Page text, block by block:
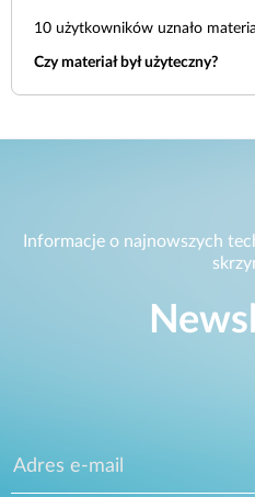
10 użytkowników uznało
Czy materiał był użyteczny?
Informacje o najnowszych